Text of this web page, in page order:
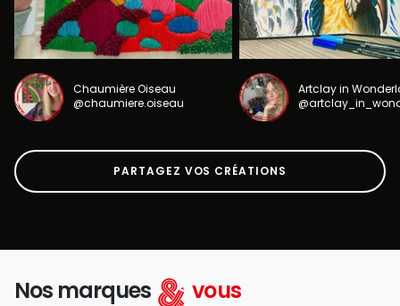
Chaumière Oiseau
@chaumiere.oiseau
Artclay in
PARTAGEZ VOS CRÉATIONS
Nos marques vous